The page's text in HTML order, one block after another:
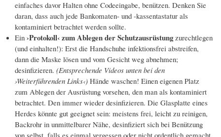
einfaches davor Halten ohne Codeeingabe, benützen. Denken Sie
daran, dass auch jede Bankomaten- und -kassentastatur als
kontaminiert betrachtet werden sollte.
Ein ›Protokoll‹ zum Ablegen der Schutzausrüstungzurechtlegen
(und einhalten!): Erst die Handschuhe infektionsfrei abstreifen,
dann die Maske lösen und vom Gesicht weg abnehmen;
desinfizieren. (Entsprechende Videos unten bei den
›Weiterführenden Links‹) Hände waschen! Einen eigenen Platz
zum Ablegen der Ausrüstung vorsehen, den man als kontaminiert
betrachtet. Den immer wieder desinfizieren. Die Glasplatte eines
Herdes könnte gut geeignet sein: meistens frei, leicht zu reinigen,
Backrohr in unmittelbarer Nähe, desinfiziert sich bei Benützung